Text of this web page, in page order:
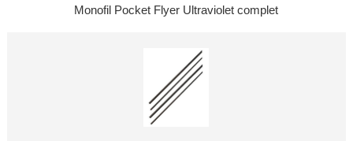
Monofil Pocket Flyer Ultraviolet complet